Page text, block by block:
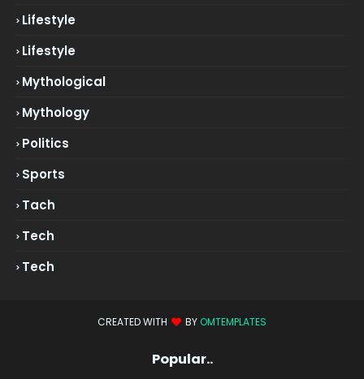
Lifestyle
Lifestyle
Mythological
Mythology
Politics
Sports
Tach
Tech
Tech
CREATED WITH BY OMTEMPLATES
Popular..